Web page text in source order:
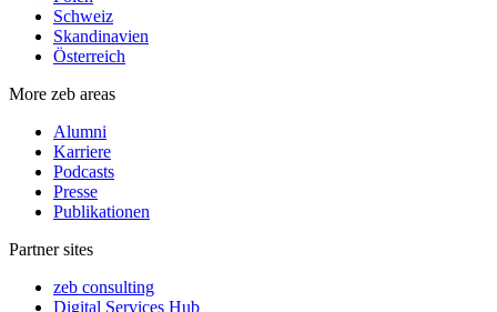
Schweiz
Skandinavien
Österreich
More zeb areas
Alumni
Karriere
Podcasts
Presse
Publikationen
Partner sites
zeb consulting
Digital Services Hub